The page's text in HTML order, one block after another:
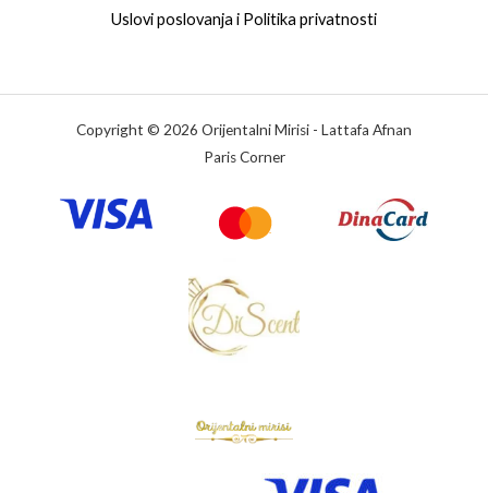
Uslovi poslovanja i Politika privatnosti
Copyright © 2026 Orijentalni Mirisi - Lattafa Afnan
Paris Corner